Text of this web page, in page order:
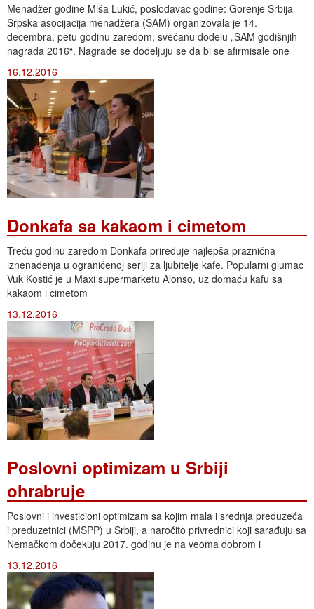
Menadžer godine Miša Lukić, poslodavac godine: Gorenje Srbija
Srpska asocijacija menadžera (SAM) organizovala je 14.
decembra, petu godinu zaredom, svečanu dodelu „SAM godišnjih
nagrada 2016“. Nagrade se dodeljuju se da bi se afirmisale one
16.12.2016
Donkafa sa kakaom i cimetom
Treću godinu zaredom Donkafa priređuje najlepša praznična
iznenađenja u ograničenoj seriji za ljubitelje kafe. Popularni glumac
Vuk Kostić je u Maxi supermarketu Alonso, uz domaću kafu sa
kakaom i cimetom
13.12.2016
Poslovni optimizam u Srbiji
ohrabruje
Poslovni i investicioni optimizam sa kojim mala i srednja preduzeća
i preduzetnici (MSPP) u Srbiji, a naročito privrednici koji sarađuju sa
Nemačkom dočekuju 2017. godinu je na veoma dobrom i
13.12.2016